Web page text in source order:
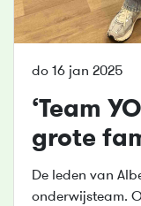
do 16 jan 2025
‘Team
grote
De leden van
onderwijsteam.